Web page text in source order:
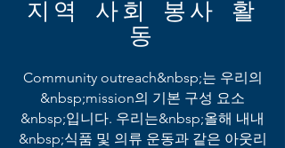
지역 사회 봉사 활
동
Community outreach&nbsp;는 우리의
&nbsp;mission의 기본 구성 요소
&nbsp;입니다. 우리는&nbsp;올해 내내
&nbsp;식품 및 의류 운동과 같은 아웃리